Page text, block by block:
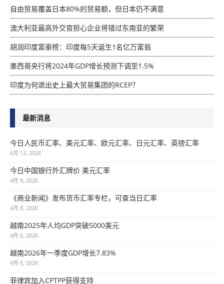
自由贸易覆盖日本80%的贸易额，但日本仍不满意
澳大利亚最高外交官担心企业将错过东南亚的繁荣
胡润印度富豪榜：印度每5天诞生1名亿万富翁
墨西哥央行将2024年GDP增​​长预测下调至1.5%
印度为何退出史上最大贸易集团的RCEP？
最新消息
今日人民币汇率、美元汇率、欧元汇率、日元汇率、英镑汇率
6月 12, 2026
今日中国银行外汇牌价 美元汇率
4月 8, 2026
《商业新闻》发布货币汇率专栏，可查当日汇率
4月 8, 2026
越南2025年人均GDP突破5000美元
4月 6, 2026
越南2026年一季度GDP增长7.83%
4月 6, 2026
菲律宾加入CPTPP获得支持